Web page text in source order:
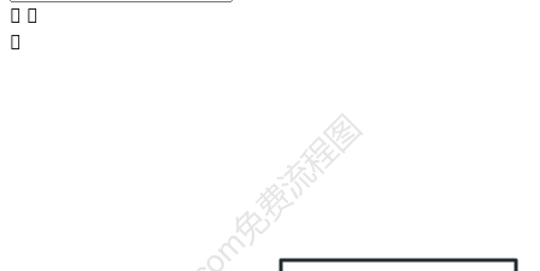
 
